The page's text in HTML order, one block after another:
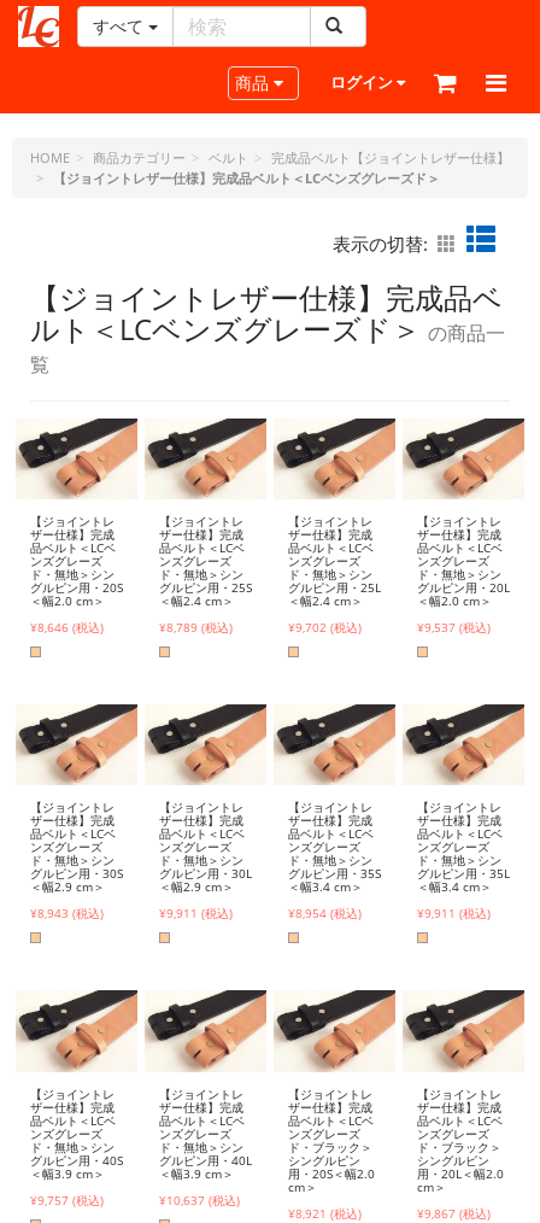
ー
ラ
フ
ト・
ェ
ー
すべて
Toggle navigation
商品 ログイン
HOME 商品カテゴリー ベルト
完成品ベルト【ジョイントレザー仕様】
【ジョイントレザー仕様】完成品ベルト＜LCベンズグレーズド＞
表示の切替:
【ジョイントレザー仕様】完成品ベ
ルト＜LCベンズグレーズド＞ の商品一
覧
【ジョイントレ
ザー仕様】完成
品ベルト＜LCベ
ンズグレーズ
ド・無地＞シン
グルピン用・20S
＜幅2.0 cm＞
¥8,646 (税込)
【ジョイントレ
ザー仕様】完成
品ベルト＜LCベ
ンズグレーズ
ド・無地＞シン
グルピン用・25S
＜幅2.4 cm＞
¥8,789 (税込)
【ジョイントレ
ザー仕様】完成
品ベルト＜LCベ
ンズグレーズ
ド・無地＞シン
グルピン用・25L
＜幅2.4 cm＞
¥9,702 (税込)
【ジョイントレ
ザー仕様】完成
品ベルト＜LCベ
ンズグレーズ
ド・無地＞シン
グルピン用・20L
＜幅2.0 cm＞
¥9,537 (税込)
【ジョイントレ
ザー仕様】完成
品ベルト＜LCベ
ンズグレーズ
ド・無地＞シン
グルピン用・30S
＜幅2.9 cm＞
¥8,943 (税込)
【ジョイントレ
ザー仕様】完成
品ベルト＜LCベ
ンズグレーズ
ド・無地＞シン
グルピン用・30L
＜幅2.9 cm＞
¥9,911 (税込)
【ジョイントレ
ザー仕様】完成
品ベルト＜LCベ
ンズグレーズ
ド・無地＞シン
グルピン用・35S
＜幅3.4 cm＞
¥8,954 (税込)
【ジョイントレ
ザー仕様】完成
品ベルト＜LCベ
ンズグレーズ
ド・無地＞シン
グルピン用・35L
＜幅3.4 cm＞
¥9,911 (税込)
【ジョイントレ
ザー仕様】完成
品ベルト＜LCベ
ンズグレーズ
ド・無地＞シン
グルピン用・40S
＜幅3.9 cm＞
¥9,757 (税込)
【ジョイントレ
ザー仕様】完成
品ベルト＜LCベ
ンズグレーズ
ド・無地＞シン
グルピン用・40L
＜幅3.9 cm＞
¥10,637 (税込)
【ジョイントレ
ザー仕様】完成
品ベルト＜LCベ
ンズグレーズ
ド・ブラック＞
シングルピン
用・20S＜幅2.0
cm＞
¥8,921 (税込)
【ジョイントレ
ザー仕様】完成
品ベルト＜LCベ
ンズグレーズ
ド・ブラック＞
シングルピン
用・20L＜幅2.0
cm＞
¥9,867 (税込)